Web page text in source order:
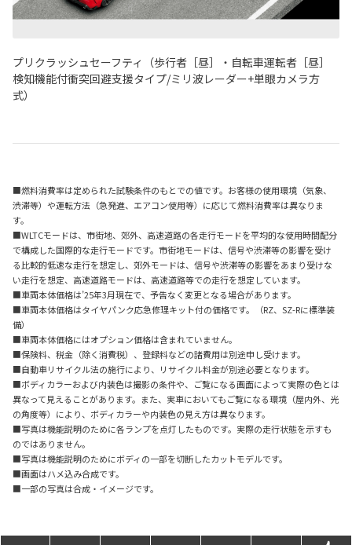
プリクラッシュセーフティ（歩行者［昼］・自転車運転者［昼］
検知機能付衝突回避支援タイプ/ミリ波レーダー+単眼カメラ方
式）
■燃料消費率は定められた試験条件のもとでの値です。お客様の使用環境（気象、
渋滞等）や運転方法（急発進、エアコン使用等）に応じて燃料消費率は異なりま
す。
■WLTCモードは、市街地、郊外、高速道路の各走行モードを平均的な使用時間配分
で構成した国際的な走行モードです。市街地モードは、信号や渋滞等の影響を受け
る比較的低速な走行を想定し、郊外モードは、信号や渋滞等の影響をあまり受けな
い走行を想定、高速道路モードは、高速道路等での走行を想定しています。
■車両本体価格は’25年3月現在で、予告なく変更となる場合があります。
■車両本体価格はタイヤパンク応急修理キット付の価格です。（RZ、SZ-Rに標準装
備）
■車両本体価格にはオプション価格は含まれていません。
■保険料、税金（除く消費税）、登録料などの諸費用は別途申し受けます。
■自動車リサイクル法の施行により、リサイクル料金が別途必要となります。
■ボディカラーおよび内装色は撮影の条件や、ご覧になる画面によって実際の色とは
異なって見えることがあります。また、実車においてもご覧になる環境（屋内外、光
の角度等）により、ボディカラーや内装色の見え方は異なります。
■写真は機能説明のために各ランプを点灯したものです。実際の走行状態を示すも
のではありません。
■写真は機能説明のためにボディの一部を切断したカットモデルです。
■画面はハメ込み合成です。
■一部の写真は合成・イメージです。